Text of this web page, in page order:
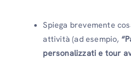
Spiega brevemente
attività (ad esempio,
personalizzati e tour